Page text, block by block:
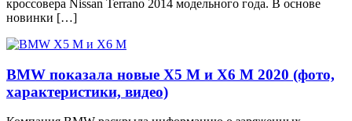
кроссовера Nissan Terrano 2014 модельного года. В основе
новинки […]
BMW показала новые X5 M и Х6 М 2020 (фото,
характеристики, видео)